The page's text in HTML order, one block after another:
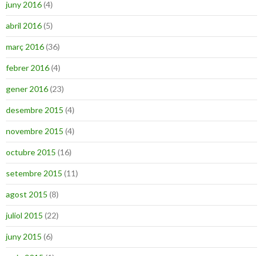
juny 2016(4)
abril 2016(5)
març 2016(36)
febrer 2016(4)
gener 2016(23)
desembre 2015 (4)
novembre 2015 (4)
octubre 2015 (16)
setembre 2015 (11)
agost 2015 (8)
juliol 2015 (22)
juny 2015 (6)